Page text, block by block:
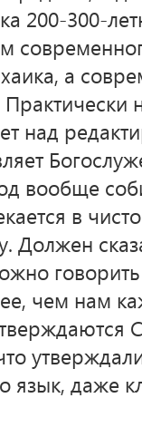
200-300-
а
над
вообще
в
Должен
чем нам
язык, даже